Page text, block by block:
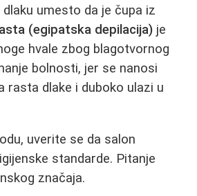
umesto da je čupa iz
(egipatska depilacija) je
hvale zbog blagotvornog
bolnosti, jer se nanosi
rasta dlake i duboko ulazi u
uverite se da salon
standarde. Pitanje
značaja.